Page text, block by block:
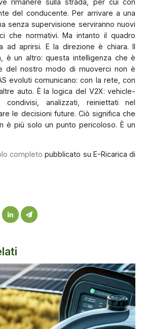
rimanere sulla strada, per cui con
del conducente. Per arrivare a una
senza supervisione serviranno nuovi
che normativi. Ma intanto il quadro
ad aprirsi. E la direzione è chiara. Il
è un altro: questa intelligenza che è
del nostro modo di muoverci non è
evoluti comunicano: con la rete, con
auto. È la logica del V2X: vehicle-
condivisi, analizzati, reiniettati nel
le decisioni future. Ciò significa che
è più solo un punto pericoloso. È un
completo pubblicato su E-Ricarica di